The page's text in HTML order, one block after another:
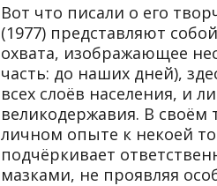
Вот что писали о его
(1977) представляют
охвата, изображающее
часть: до наших дней),
всех слоёв населе­ния, и
великодержавия. В сво­ём
личном опыте к некоей
подчёркивает
мазками, не проявляя